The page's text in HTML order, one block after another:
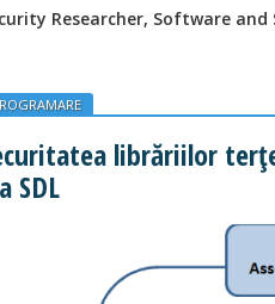
Researcher, Software and
librăriilor
SDL